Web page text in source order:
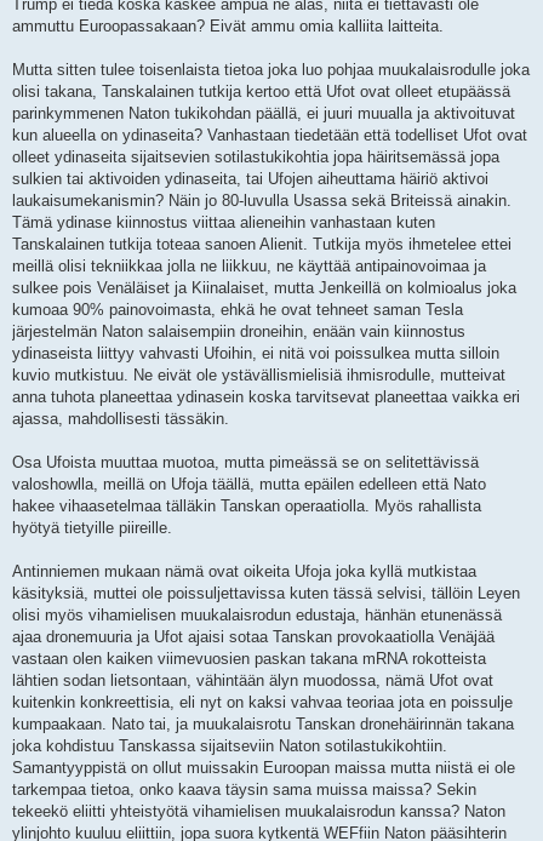
Trump ei tiedä koska käskee ampua ne alas, niitä ei tiettävästi ole
ammuttu Euroopassakaan? Eivät ammu omia kalliita laitteita.
Mutta sitten tulee toisenlaista tietoa joka luo pohjaa muukalaisrodulle joka
olisi takana, Tanskalainen tutkija kertoo että Ufot ovat olleet etupäässä
parinkymmenen Naton tukikohdan päällä, ei juuri muualla ja aktivoituvat
kun alueella on ydinaseita? Vanhastaan tiedetään että todelliset Ufot ovat
olleet ydinaseita sijaitsevien sotilastukikohtia jopa häiritsemässä jopa
sulkien tai aktivoiden ydinaseita, tai Ufojen aiheuttama häiriö aktivoi
laukaisumekanismin? Näin jo 80-luvulla Usassa sekä Briteissä ainakin.
Tämä ydinase kiinnostus viittaa alieneihin vanhastaan kuten
Tanskalainen tutkija toteaa sanoen Alienit. Tutkija myös ihmetelee ettei
meillä olisi tekniikkaa jolla ne liikkuu, ne käyttää antipainovoimaa ja
sulkee pois Venäläiset ja Kiinalaiset, mutta Jenkeillä on kolmioalus joka
kumoaa 90% painovoimasta, ehkä he ovat tehneet saman Tesla
järjestelmän Naton salaisempiin droneihin, enään vain kiinnostus
ydinaseista liittyy vahvasti Ufoihin, ei nitä voi poissulkea mutta silloin
kuvio mutkistuu. Ne eivät ole ystävällismielisiä ihmisrodulle, mutteivat
anna tuhota planeettaa ydinasein koska tarvitsevat planeettaa vaikka eri
ajassa, mahdollisesti tässäkin.
Osa Ufoista muuttaa muotoa, mutta pimeässä se on selitettävissä
valoshowlla, meillä on Ufoja täällä, mutta epäilen edelleen että Nato
hakee vihaasetelmaa tälläkin Tanskan operaatiolla. Myös rahallista
hyötyä tietyille piireille.
Antinniemen mukaan nämä ovat oikeita Ufoja joka kyllä mutkistaa
käsityksiä, muttei ole poissuljettavissa kuten tässä selvisi, tällöin Leyen
olisi myös vihamielisen muukalaisrodun edustaja, hänhän etunenässä
ajaa dronemuuria ja Ufot ajaisi sotaa Tanskan provokaatiolla Venäjää
vastaan olen kaiken viimevuosien paskan takana mRNA rokotteista
lähtien sodan lietsontaan, vähintään älyn muodossa, nämä Ufot ovat
kuitenkin konkreettisia, eli nyt on kaksi vahvaa teoriaa jota en poissulje
kumpaakaan. Nato tai, ja muukalaisrotu Tanskan dronehäirinnän takana
joka kohdistuu Tanskassa sijaitseviin Naton sotilastukikohtiin.
Samantyyppistä on ollut muissakin Euroopan maissa mutta niistä ei ole
tarkempaa tietoa, onko kaava täysin sama muissa maissa? Sekin
tekeekö eliitti yhteistyötä vihamielisen muukalaisrodun kanssa? Naton
ylinjohto kuuluu eliittiin, jopa suora kytkentä WEFfiin Naton pääsihterin